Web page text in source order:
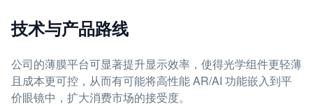
技术与产品路线
公司的薄膜平台可显著提升显示效率，使得光学组件更轻薄
且成本更可控，从而有可能将高性能 AR/AI 功能嵌入到平
价眼镜中，扩大消费市场的接受度。